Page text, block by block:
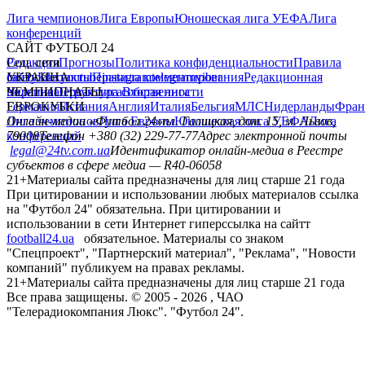
Лига чемпионовЛига ЕвропыЮношеская лига УЕФАЛига
конференций
САЙТ ФУТБОЛ 24
РедакцияПрогнозыПолитика конфиденциальностиПравила
сайтуКонтактыПравила комментированияРедакционная
политикаСтруктура собственности
Соц. сети
facebookxyoutubeinstagramtelegramviber
УКРАИНА
УкраинаПервая лигаВторая лига
ЧЕМПИОНАТЫ
ГерманияИспанияАнглияИталияБельгияМЛСНидерланды
ЕВРОКУБКИ
Лига чемпионовЛига ЕвропыЮношеская лига УЕФАЛига
конференций
Онлайн-медиа «Футбол 24»пл. Галицкая, дом. 15, м. Львов,
79008Телефон +380 (32) 229-77-77Адрес электронной почты
legal@24tv.com.uaИдентификатор онлайн-медиа в Реестре
субъектов в сфере медиа — R40-06058
21+Материалы сайта предназначены для лиц старше 21 года
При цитировании и использовании любых материалов ссылка
на "Футбол 24" обязательна. При цитировании и
использовании в сети Интернет гиперссылка на сайтт
football24.ua
обязательное. Материалы со знаком
"Спецпроект", "Партнерский материал", "Реклама", "Новости
компаний" публикуем на правах рекламы.
21+Материалы сайта предназначены для лиц старше 21 года
Все права защищены. © 2005 - 2026 , ЧАО
"Телерадиокомпания Люкс". "Футбол 24".